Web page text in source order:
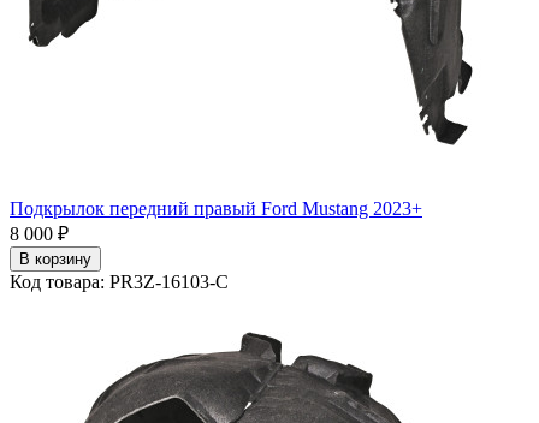
Подкрылок передний правый Ford Mustang 2023+
8 000 ₽
В корзину
Код товара: PR3Z-16103-C